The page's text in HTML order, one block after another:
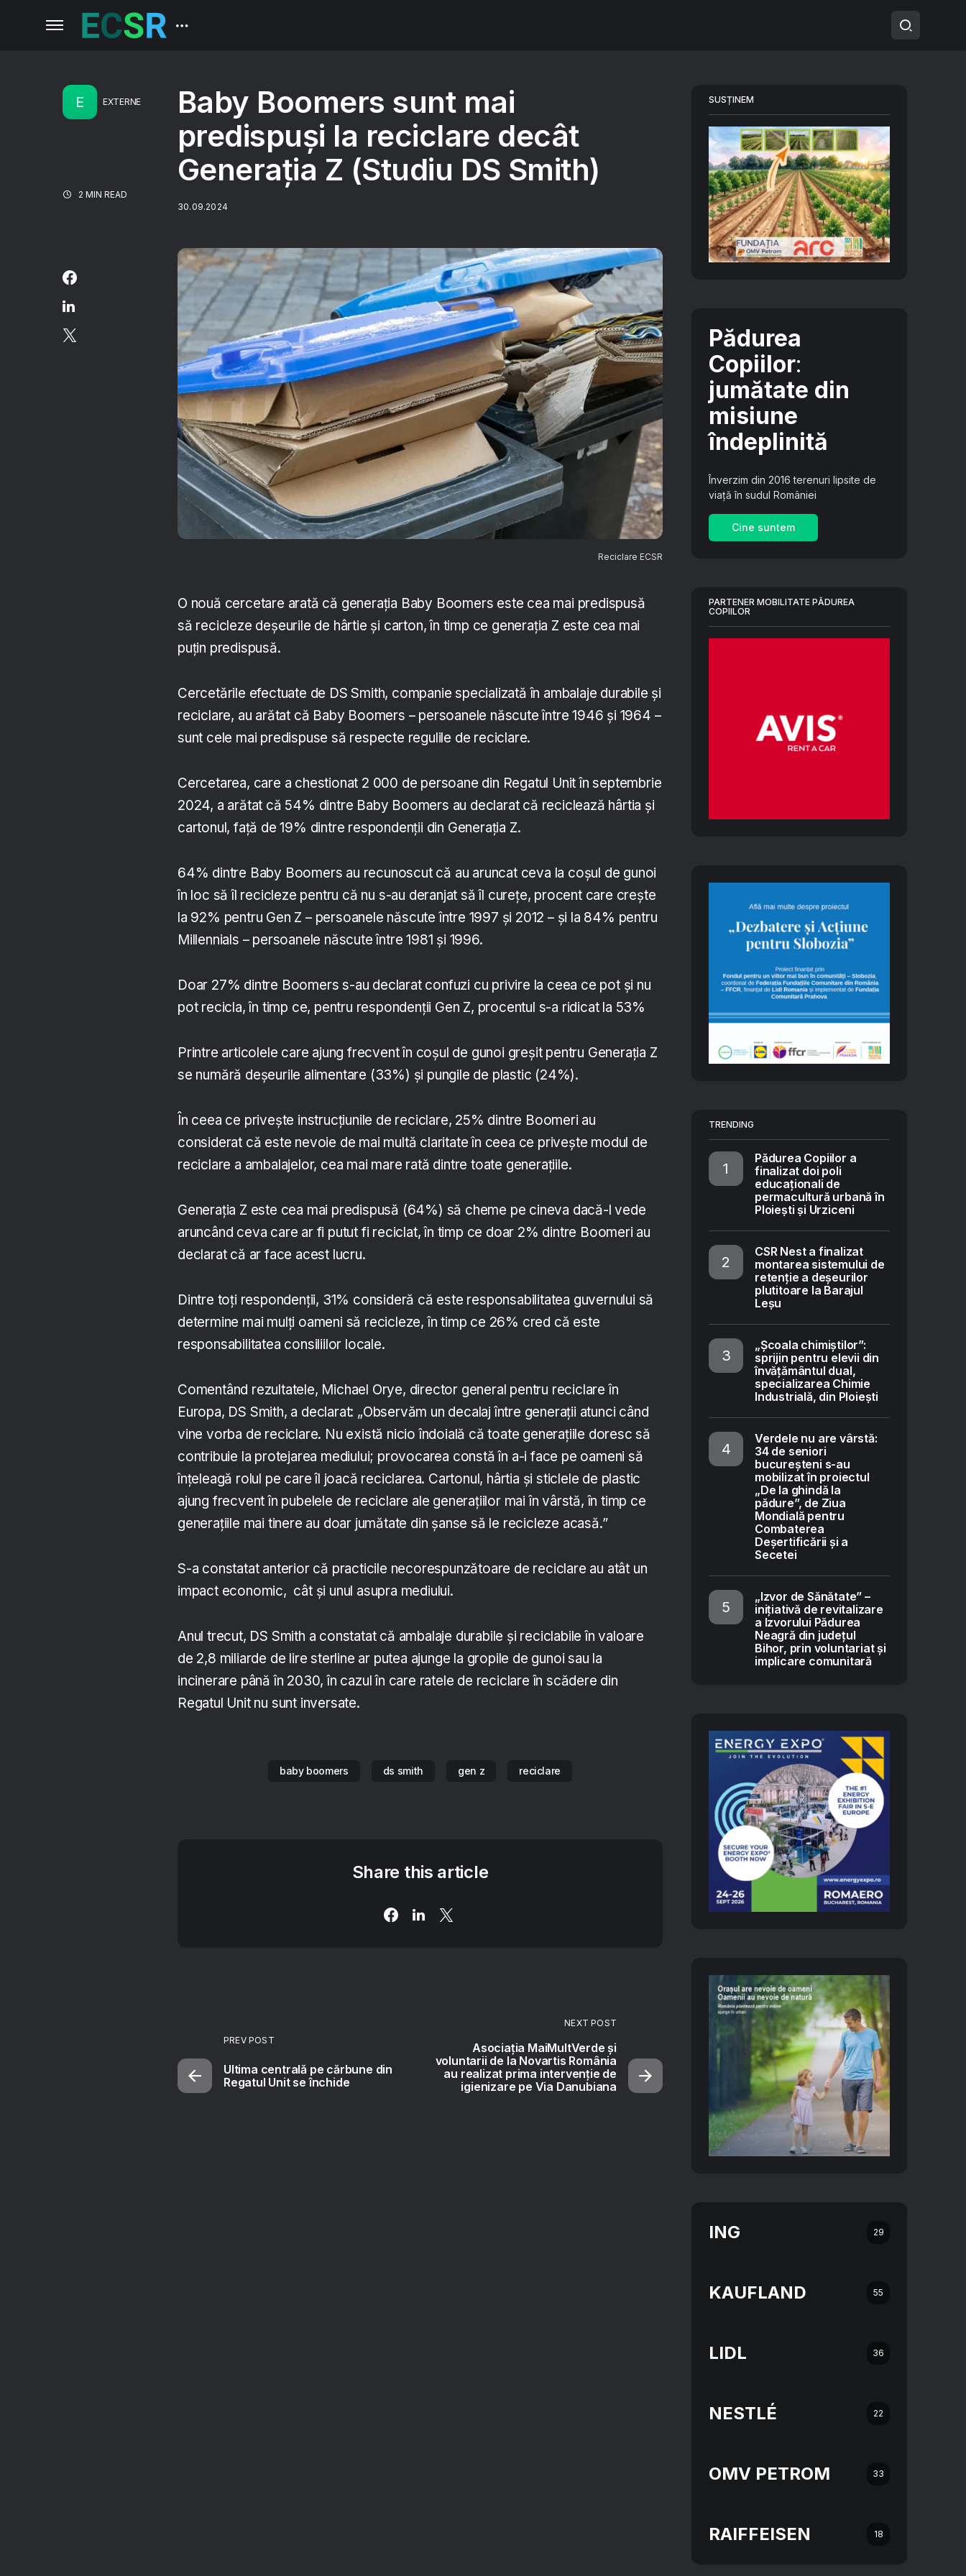
E EXTERNE
2 MIN READ
Baby Boomers sunt mai
predispuși la reciclare decât
Generația Z (Studiu DS Smith)
30.09.2024
Reciclare ECSR
O nouă cercetare arată că generația Baby Boomers este cea mai predispusă
să recicleze deșeurile de hârtie și carton, în timp ce generația Z este cea mai
puțin predispusă.
Cercetările efectuate de DS Smith, companie specializată în ambalaje durabile și
reciclare, au arătat că Baby Boomers – persoanele născute între 1946 și 1964 –
sunt cele mai predispuse să respecte regulile de reciclare.
Cercetarea, care a chestionat 2 000 de persoane din Regatul Unit în septembrie
2024, a arătat că 54% dintre Baby Boomers au declarat că reciclează hârtia și
cartonul, față de 19% dintre respondenții din Generația Z.
64% dintre Baby Boomers au recunoscut că au aruncat ceva la coșul de gunoi
în loc să îl recicleze pentru că nu s-au deranjat să îl curețe, procent care crește
la 92% pentru Gen Z – persoanele născute între 1997 și 2012 – și la 84% pentru
Millennials – persoanele născute între 1981 și 1996.
Doar 27% dintre Boomers s-au declarat confuzi cu privire la ceea ce pot și nu
pot recicla, în timp ce, pentru respondenții Gen Z, procentul s-a ridicat la 53%
Printre articolele care ajung frecvent în coșul de gunoi greșit pentru Generația Z
se numără deșeurile alimentare (33%) și pungile de plastic (24%).
În ceea ce privește instrucțiunile de reciclare, 25% dintre Boomeri au
considerat că este nevoie de mai multă claritate în ceea ce privește modul de
reciclare a ambalajelor, cea mai mare rată dintre toate generațiile.
Generația Z este cea mai predispusă (64%) să cheme pe cineva dacă-l vede
aruncând ceva care ar fi putut fi reciclat, în timp ce doar 2% dintre Boomeri au
declarat că ar face acest lucru.
Dintre toți respondenții, 31% consideră că este responsabilitatea guvernului să
determine mai mulți oameni să recicleze, în timp ce 26% cred că este
responsabilitatea consiliilor locale.
Comentând rezultatele, Michael Orye, director general pentru reciclare în
Europa, DS Smith, a declarat: „Observăm un decalaj între generații atunci când
vine vorba de reciclare. Nu există nicio îndoială că toate generațiile doresc să
contribuie la protejarea mediului; provocarea constă în a-i face pe oameni să
înțeleagă rolul pe care îl joacă reciclarea. Cartonul, hârtia și sticlele de plastic
ajung frecvent în pubelele de reciclare ale generațiilor mai în vârstă, în timp ce
generațiile mai tinere au doar jumătate din șanse să le recicleze acasă.”
S-a constatat anterior că practicile necorespunzătoare de reciclare au atât un
impact economic, cât și unul asupra mediului.
Anul trecut, DS Smith a constatat că ambalaje durabile și reciclabile în valoare
de 2,8 miliarde de lire sterline ar putea ajunge la gropile de gunoi sau la
incinerare până în 2030, în cazul în care ratele de reciclare în scădere din
Regatul Unit nu sunt inversate.
baby boomers ds smith gen z reciclare
Share this article
PREV POST
Ultima centrală pe cărbune din
Regatul Unit se închide
NEXT POST
Asociația MaiMultVerde și
voluntarii de la Novartis România
au realizat prima intervenție de
igienizare pe Via Danubiana
SUSȚINEM
Pădurea
Copiilor:
jumătate din
misiune
îndeplinită
Înverzim din 2016 terenuri lipsite de
viață în sudul României
Cine suntem
PARTENER MOBILITATE PĂDUREA
COPIILOR
TRENDING
Pădurea Copiilor a
finalizat doi poli
educaționali de
permacultură urbană în
Ploiești și Urziceni
CSR Nest a finalizat
montarea sistemului de
retenție a deșeurilor
plutitoare la Barajul
Leșu
„Școala chimiștilor”:
sprijin pentru elevii din
învățământul dual,
specializarea Chimie
Industrială, din Ploiești
Verdele nu are vârstă:
34 de seniori
bucureșteni s-au
mobilizat în proiectul
„De la ghindă la
pădure”, de Ziua
Mondială pentru
Combaterea
Deșertificării și a
Secetei
„Izvor de Sănătate” –
inițiativă de revitalizare
a Izvorului Pădurea
Neagră din județul
Bihor, prin voluntariat și
implicare comunitară
ING 29
KAUFLAND 55
LIDL 36
NESTLÉ 22
OMV PETROM 33
RAIFFEISEN 18